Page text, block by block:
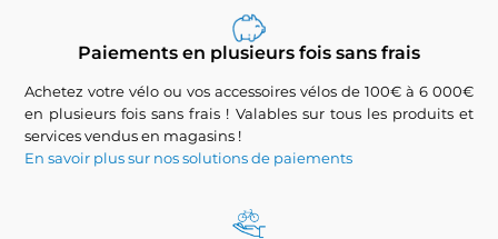
Paiements en plusieurs fois sans frais
Achetez votre vélo ou vos accessoires vélos de 100€ à 6 000€
en plusieurs fois sans frais ! Valables sur tous les produits et
services vendus en magasins !
En savoir plus sur nos solutions de paiements